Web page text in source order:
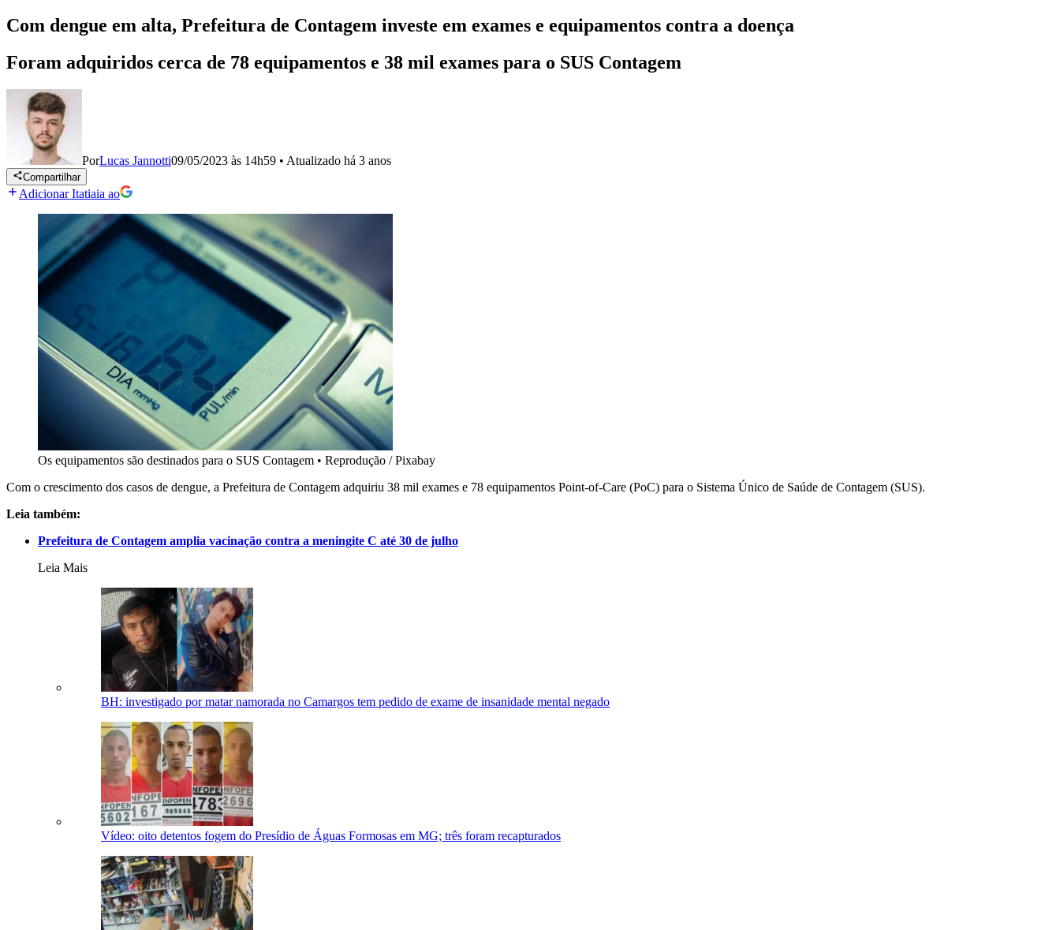
Com dengue em alta, Prefeitura de Contagem investe em exames e equipamentos contra a doença
Foram adquiridos cerca de 78 equipamentos e 38 mil exames para o SUS Contagem
PorLucas Jannotti09/05/2023 às 14h59 • Atualizado há 3 anos
Compartilhar
Adicionar Itatiaia ao
Os equipamentos são destinados para o SUS Contagem • Reprodução / Pixabay
Com o crescimento dos casos de dengue, a Prefeitura de Contagem adquiriu 38 mil exames e 78 equipamentos Point-of-Care (PoC) para o Sistema Único de Saúde de Contagem (SUS).
Leia também:
Prefeitura de Contagem amplia vacinação contra a meningite C até 30 de julho
Leia Mais
BH: investigado por matar namorada no Camargos tem pedido de exame de insanidade mental negado
Vídeo: oito detentos fogem do Presídio de Águas Formosas em MG; três foram recapturados